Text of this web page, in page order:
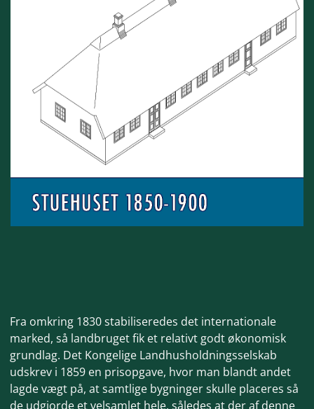
Fra omkring 1830 stabiliseredes det internationale
marked, så landbruget fik et relativt godt økonomisk
grundlag. Det Kongelige Landhusholdningsselskab
udskrev i 1859 en prisopgave, hvor man blandt andet
lagde vægt på, at samtlige bygninger skulle placeres så
de udgjorde et velsamlet hele, således at der af denne